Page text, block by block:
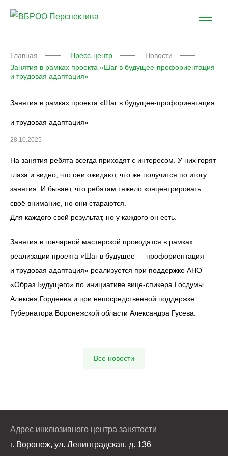
Главная Пресс-центр
Новости
Занятия в рамках проекта «Шаг в будущее-профориентация
и трудовая адаптация»
Занятия в рамках проекта «Шаг в будущее-профориентация
и трудовая адаптация»
28.10.2025
На занятия ребята всегда приходят с интересом. У них горят
глаза и видно, что они ожидают, что же получится по итогу
занятия. И бывает, что ребятам тяжело концентрировать
своё внимание, но они стараются.
Для каждого свой результат, но у каждого он есть.
Занятия в гончарной мастерской проводятся в рамках
реализации проекта «Шаг в будущее — профориентация
и трудовая адаптация» реализуется при поддержке АНО
«Образ Будущего» по инициативе вице-спикера Госдумы
Алексея Гордеева и при непосредственной поддержке
Губернатора Воронежской области Александра Гусева.
Все новости
Адрес инклюзивного центра занятости
г. Воронеж, ул. Ленинградская, д. 136